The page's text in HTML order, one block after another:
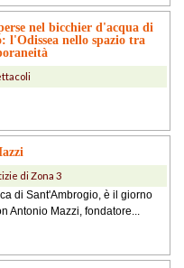
nel bicchier d'acqua di
l'Odissea nello spazio tra
di Zona 3
di Sant'Ambrogio, è il giorno
Antonio Mazzi, fondatore...